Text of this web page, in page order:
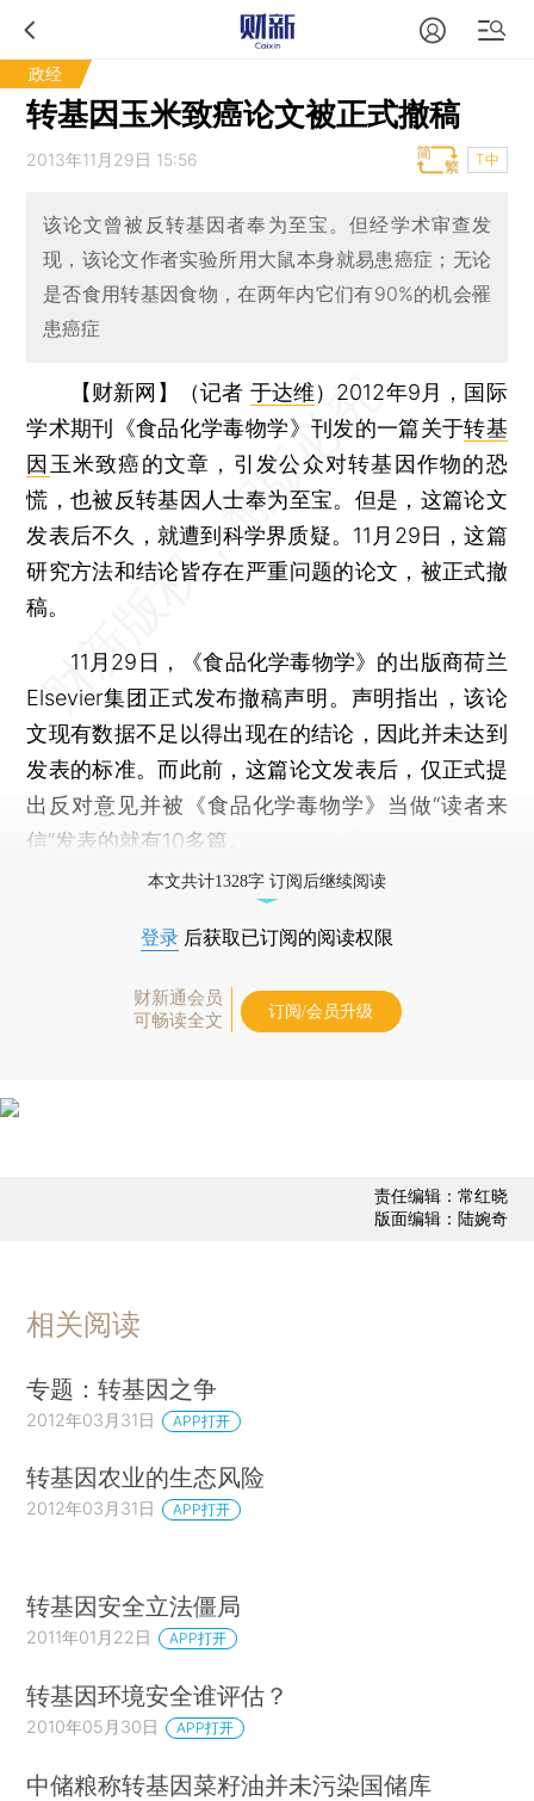
政经
转基因玉米致癌论文被正式撤稿
2013年11月29日 15:56 T中
该论文曾被反转基因者奉为至宝。但经学术审查发
现，该论文作者实验所用大鼠本身就易患癌症；无论
是否食用转基因食物，在两年内它们有90%的机会罹
患癌症
【财新网】（记者 于达维） 2012年9月，国际
学术期刊《食品化学毒物学》刊发的一篇关于转基
因 玉米致癌的文章，引发公众对转基因作物的恐
慌，也被反转基因人士奉为至宝。但是，这篇论文
发表后不久，就遭到科学界质疑。11月29日，这篇
研究方法和结论皆存在严重问题的论文，被正式撤
稿。
11月29日，《食品化学毒物学》的出版商荷兰
Elsevier集团正式发布撤稿声明。声明指出，该论
文现有数据不足以得出现在的结论，因此并未达到
发表的标准。而此前，这篇论文发表后，仅正式提
出反对意见并被《食品化学毒物学》当做“读者来
信”发表的就有10多篇。
本文共计1328字 订阅后继续阅读
登录 后获取已订阅的阅读权限
财新通会员
可畅读全文
订阅/会员升级
责任编辑：常红晓
版面编辑：陆婉奇
相关阅读
专题：转基因之争
2012年03月31日 APP打开
转基因农业的生态风险
2012年03月31日 APP打开
转基因安全立法僵局
2011年01月22日 APP打开
转基因环境安全谁评估？
2010年05月30日 APP打开
中储粮称转基因菜籽油并未污染国储库